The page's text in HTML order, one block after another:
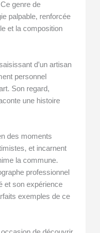
genre de
palpable, renforcée
et la composition
d’un artisan
personnel
Son regard,
une histoire
des moments
et incarnent
la commune.
professionnel
et son expérience
exemples de ce